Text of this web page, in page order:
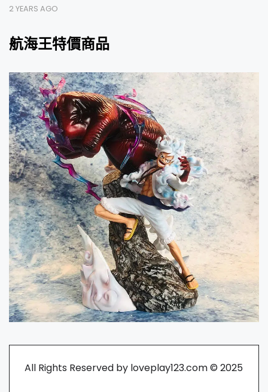
2 YEARS AGO
航海王特價商品
All Rights Reserved by loveplay123.com © 2025